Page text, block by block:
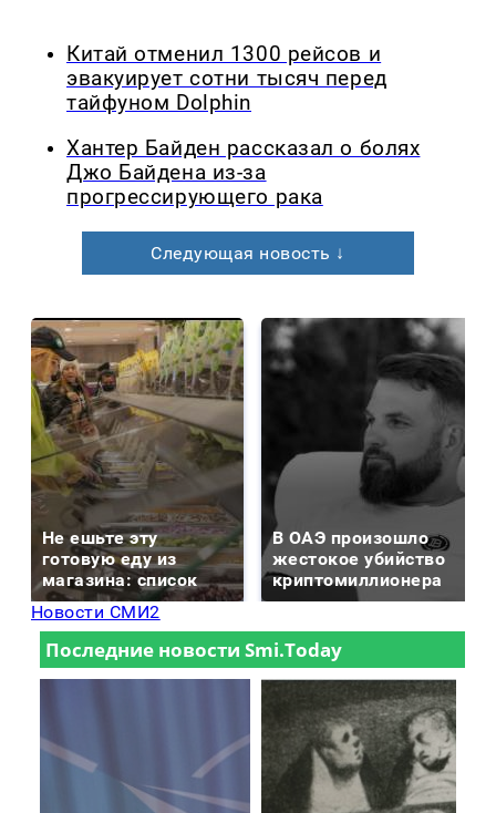
Китай отменил 1300 рейсов и
эвакуирует сотни тысяч перед
тайфуном Dolphin
Хантер Байден рассказал о болях
Джо Байдена из-за
прогрессирующего рака
Следующая новость ↓
Не ешьте эту
готовую еду из
магазина: список
В ОАЭ произошло
жестокое убийство
криптомиллионера
Новости СМИ2